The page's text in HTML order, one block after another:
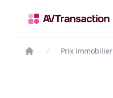
Prix immobilier